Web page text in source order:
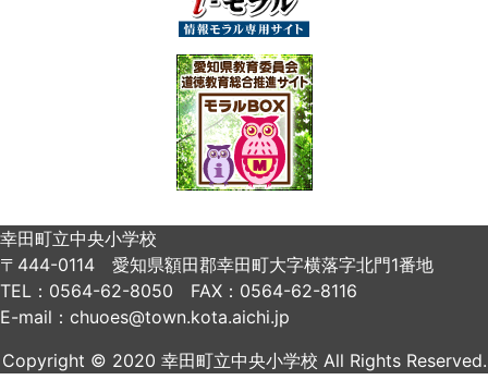
幸田町立中央小学校
〒444-0114 愛知県額田郡幸田町大字横落字北門1番地
TEL：0564-62-8050 FAX：0564-62-8116
E-mail：chuoes@town.kota.aichi.jp
Copyright © 2020 幸田町立中央小学校 All Rights Reserved.